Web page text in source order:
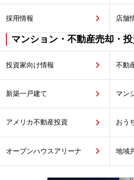
採用情報 店舗
マンション・不動産売却・
投資家向け情報 不動
新築一戸建て マン
アメリカ不動産投資 おう
オープンハウスアリーナ 地域